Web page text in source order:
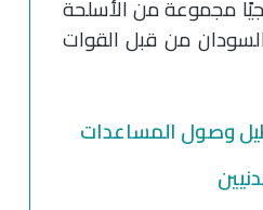
مجموعة من الأسلحة
من قبل القوات
وصول المساعدات